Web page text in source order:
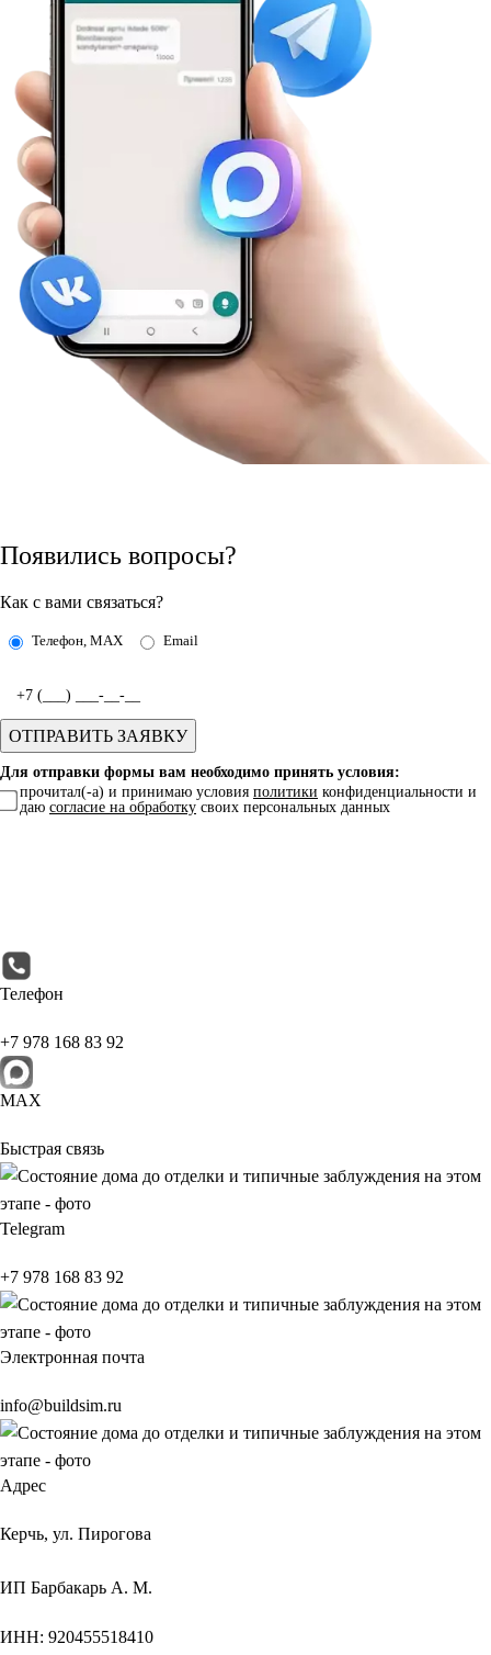
Появились вопросы?
Как с вами связаться?
Телефон, MAX Email
Для отправки формы вам необходимо принять условия:
прочитал(-а) и принимаю условия политики конфиденциальности и
даю согласие на обработку своих персональных данных
Телефон
+7 978 168 83 92
МАХ
Быстрая связь
Telegram
+7 978 168 83 92
Электронная почта
info@buildsim.ru
Адрес
Керчь, ул. Пирогова
ИП Барбакарь А. М.
ИНН: 920455518410